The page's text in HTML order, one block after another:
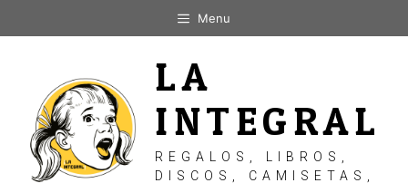
al
Menu
LA
INTEGRAL
REGALOS, LIBROS,
DISCOS, CAMISETAS,